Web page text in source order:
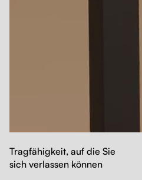
Tragfähigkeit, auf die Sie
sich verlassen können